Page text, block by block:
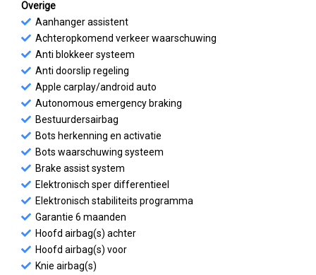
Overige
Aanhanger assistent
Achteropkomend verkeer waarschuwing
Anti blokkeer systeem
Anti doorslip regeling
Apple carplay/android auto
Autonomous emergency braking
Bestuurdersairbag
Bots herkenning en activatie
Bots waarschuwing systeem
Brake assist system
Elektronisch sper differentieel
Elektronisch stabiliteits programma
Garantie 6 maanden
Hoofd airbag(s) achter
Hoofd airbag(s) voor
Knie airbag(s)